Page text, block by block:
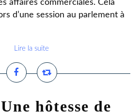
affaires commerciales. Cela
d’une session au parlement à
Lire la suite
hôtesse de